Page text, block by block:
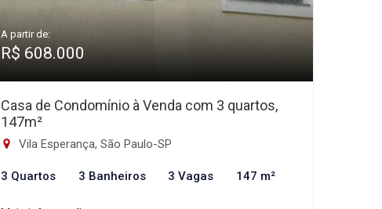
A partir de:
R$ 608.000
Casa de Condomínio à Venda com 3 quartos,
147m²
Vila Esperança, São Paulo-SP
3 Quartos 3 Banheiros 3 Vagas 147 m²